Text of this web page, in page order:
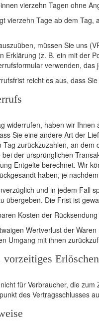
vierzehn Tagen ohne
vierzehn Tage ab dem
müssen Sie uns
Erklärung (z. B. ein mit der
verwenden, das
reicht es aus, dass
widerrufen, haben wir
Sie eine andere Art der
Tag zurückzuzahlen, an
der ursprünglichen
Entgelte berechnet. Wir
haben, je
und in jedem Fall
übergeben. Die Frist ist
Kosten der
Wertverlust der
Umgang mit ihnen
für Verbraucher, die
des Vertragsschlusses